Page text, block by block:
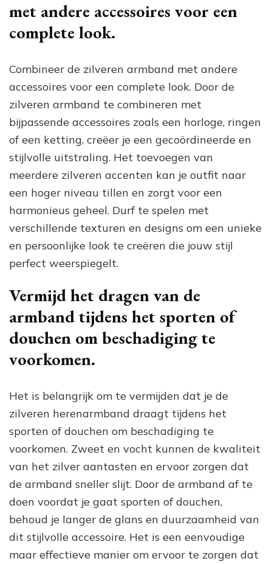
met andere accessoires voor een
complete look.
Combineer de zilveren armband met andere
accessoires voor een complete look. Door de
zilveren armband te combineren met
bijpassende accessoires zoals een horloge, ringen
of een ketting, creëer je een gecoördineerde en
stijlvolle uitstraling. Het toevoegen van
meerdere zilveren accenten kan je outfit naar
een hoger niveau tillen en zorgt voor een
harmonieus geheel. Durf te spelen met
verschillende texturen en designs om een unieke
en persoonlijke look te creëren die jouw stijl
perfect weerspiegelt.
Vermijd het dragen van de
armband tijdens het sporten of
douchen om beschadiging te
voorkomen.
Het is belangrijk om te vermijden dat je de
zilveren herenarmband draagt tijdens het
sporten of douchen om beschadiging te
voorkomen. Zweet en vocht kunnen de kwaliteit
van het zilver aantasten en ervoor zorgen dat
de armband sneller slijt. Door de armband af te
doen voordat je gaat sporten of douchen,
behoud je langer de glans en duurzaamheid van
dit stijlvolle accessoire. Het is een eenvoudige
maar effectieve manier om ervoor te zorgen dat